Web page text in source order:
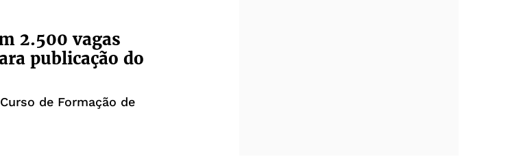
2.500 vagas
publicação do
de Formação de